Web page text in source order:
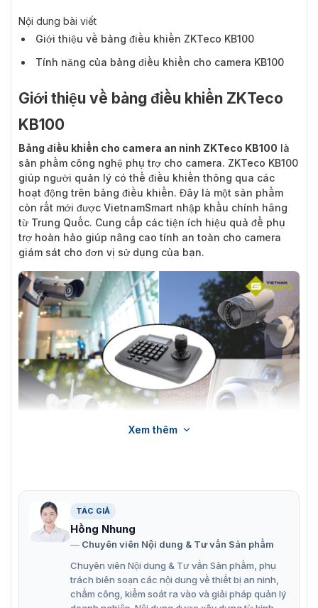
Nội dung bài viết
Giới thiệu về bảng điều khiển ZKTeco KB100
Tính năng của bảng điều khiển cho camera KB100
Giới thiệu về bảng điều khiển ZKTeco
KB100
Bảng điều khiển cho camera an ninh ZKTeco KB100 là
sản phẩm công nghệ phụ trợ cho camera. ZKTeco KB100
giúp người quản lý có thể điều khiển thông qua các
hoạt động trên bảng điều khiển. Đây là một sản phẩm
còn rất mới được VietnamSmart nhập khẩu chính hãng
từ Trung Quốc. Cung cấp các tiện ích hiệu quả để phụ
trợ hoàn hảo giúp nâng cao tính an toàn cho camera
giám sát cho đơn vị sử dụng của bạn.
Tính năng của bảng điều khiển cho
camera KB100
Bộ điều khiển jostick 3D, hỗ trợ cài đặt Cài đặt sẵn,
Cruise, P / T / Z, v.v …
Xem thêm
TÁC GIẢ
Hồng Nhung
Chuyên viên Nội dung & Tư vấn Sản phẩm
Chuyên viên Nội dung & Tư vấn Sản phẩm, phụ
trách biên soạn các nội dung về thiết bị an ninh,
chấm công, kiểm soát ra vào và giải pháp quản lý